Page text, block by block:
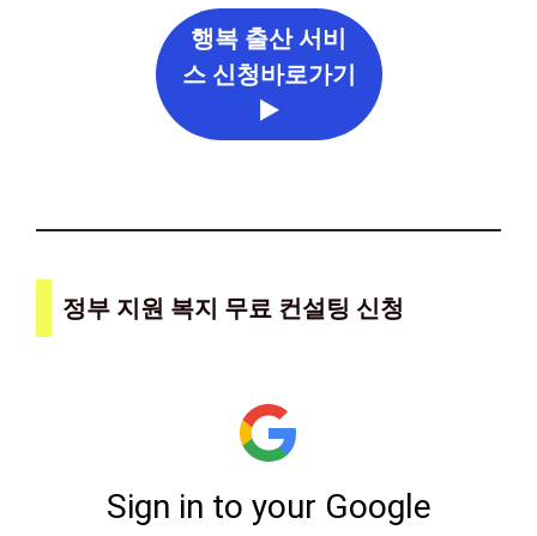
행복 출산 서비
스 신청바로가기
▶
정부 지원 복지 무료 컨설팅 신청